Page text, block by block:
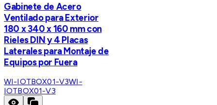
Gabinete de Acero
Ventilado para Exterior
180 x 340 x 160 mm con
Rieles DIN y 4 Placas
Laterales para Montaje de
Equipos por Fuera
WI-IOTBOX01-V3WI-
IOTBOX01-V3